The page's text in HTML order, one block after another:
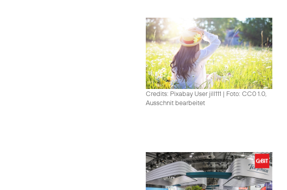
Credits: Pixabay User jill111 | Foto: CC0 1.0,
Ausschnit bearbeitet